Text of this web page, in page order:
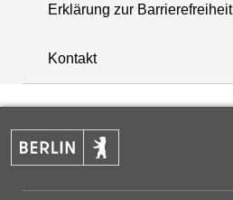
+
−
Erklärung zur Barrierefreiheit
Kontakt